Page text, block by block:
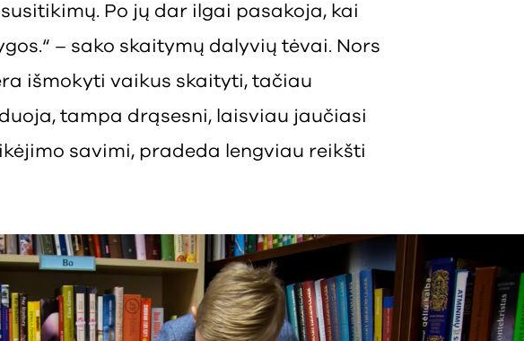
Po jų dar ilgai pasakoja, kai
– sako skaitymų dalyvių tėvai. Nors
išmokyti vaikus skaityti, tačiau
tampa drąsesni, laisviau jaučiasi
savimi, pradeda lengviau reikšti